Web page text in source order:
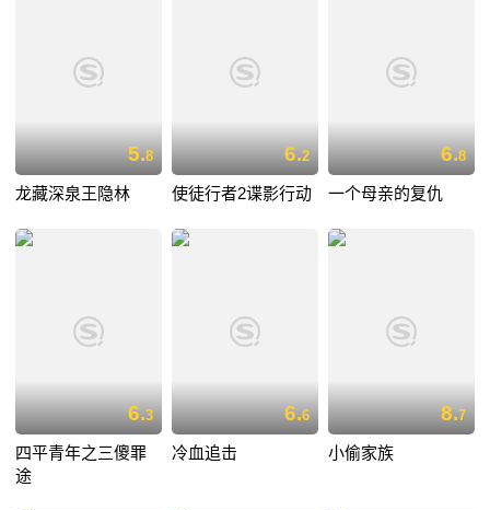
5.8
龙藏深泉王隐林
6.2
使徒行者2谍影行动
6.8
一个母亲的复仇
6.3
四平青年之三傻罪
途
6.6
冷血追击
8.7
小偷家族